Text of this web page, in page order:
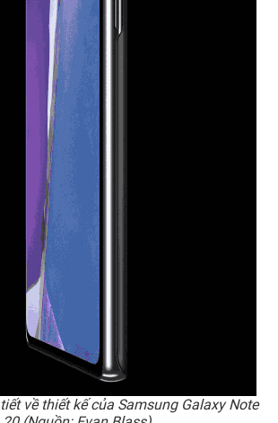
về thiết kế của Samsung Galaxy Note